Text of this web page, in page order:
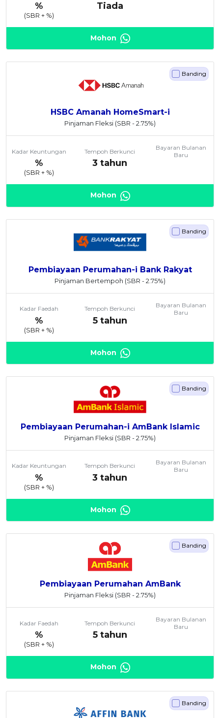
%
(SBR + %)
Tiada
Mohon
HSBC Amanah HomeSmart-i
Pinjaman Fleksi (SBR - 2.75%)
Kadar Keuntungan
%
(SBR + %)
Tempoh Berkunci
3 tahun
Bayaran Bulanan
Baru
Banding
Mohon
Pembiayaan Perumahan-i Bank Rakyat
Pinjaman Bertempoh (SBR - 2.75%)
Kadar Faedah
%
(SBR + %)
Tempoh Berkunci
5 tahun
Bayaran Bulanan
Baru
Banding
Mohon
Pembiayaan Perumahan-i AmBank Islamic
Pinjaman Fleksi (SBR - 2.75%)
Kadar Keuntungan
%
(SBR + %)
Tempoh Berkunci
3 tahun
Bayaran Bulanan
Baru
Banding
Mohon
Pembiayaan Perumahan AmBank
Pinjaman Fleksi (SBR - 2.75%)
Kadar Faedah
%
(SBR + %)
Tempoh Berkunci
5 tahun
Bayaran Bulanan
Baru
Banding
Mohon
Banding